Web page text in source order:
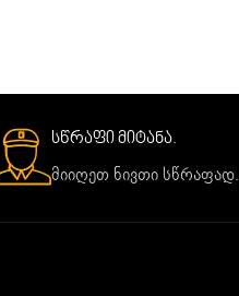
სწრაფი მიტანა.
მიიღეთ ნივთი სწრაფად.